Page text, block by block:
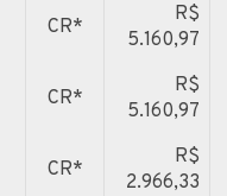
CR*
R$
5.160,97
CR*
R$
5.160,97
CR*
R$
2.966,33